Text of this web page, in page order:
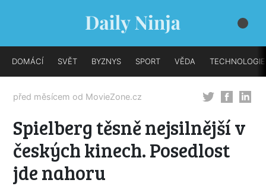
DOMÁCÍ SVĚT BYZNYS SPORT VĚDA TECHNOLOGIE
před měsícem od MovieZone.cz
Spielberg těsně nejsilnější v
českých kinech. Posedlost
jde nahoru